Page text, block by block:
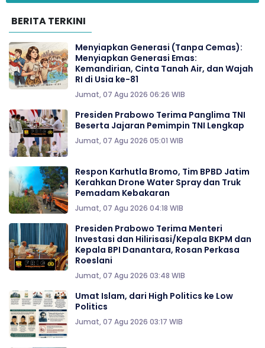
BERITA TERKINI
Menyiapkan Generasi (Tanpa Cemas):
Menyiapkan Generasi Emas:
Kemandirian, Cinta Tanah Air, dan Wajah
RI di Usia ke-81
Jumat, 07 Agu 2026 06:26 WIB
Presiden Prabowo Terima Panglima TNI
Beserta Jajaran Pemimpin TNI Lengkap
Jumat, 07 Agu 2026 05:01 WIB
Respon Karhutla Bromo, Tim BPBD Jatim
Kerahkan Drone Water Spray dan Truk
Pemadam Kebakaran
Jumat, 07 Agu 2026 04:18 WIB
Presiden Prabowo Terima Menteri
Investasi dan Hilirisasi/Kepala BKPM dan
Kepala BPI Danantara, Rosan Perkasa
Roeslani
Jumat, 07 Agu 2026 03:48 WIB
Umat Islam, dari High Politics ke Low
Politics
Jumat, 07 Agu 2026 03:17 WIB